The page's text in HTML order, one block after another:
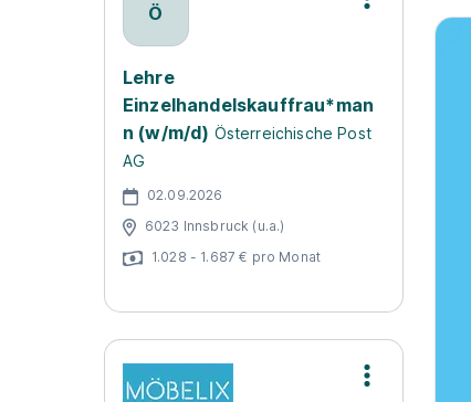
Ö
Lehre
Einzelhandelskauffrau*man
n (w/m/d) Österreichische Post
AG
02.09.2026
6023 Innsbruck (u.a.)
1.028 - 1.687 € pro Monat